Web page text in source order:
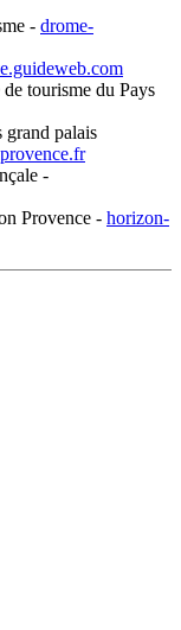
- drome-
tourisme du Pays
palais
-
Provence - horizon-